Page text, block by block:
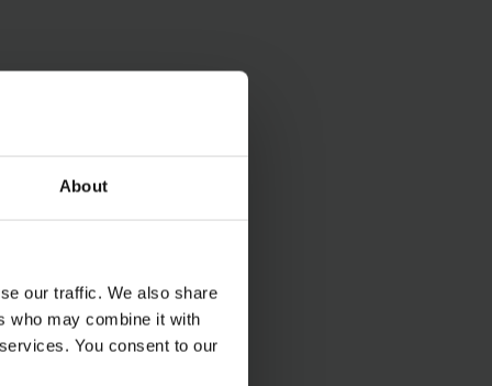
About
our traffic. We also share
who may combine it with
You consent to our
euro i